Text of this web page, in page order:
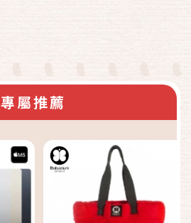
專屬推薦